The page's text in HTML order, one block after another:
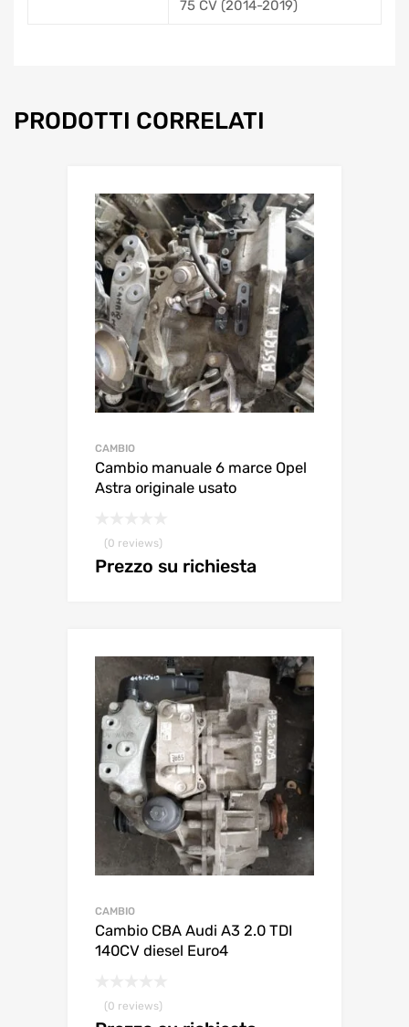
75 CV (2014-2019)
PRODOTTI CORRELATI
CAMBIO
Cambio manuale 6 marce Opel
Astra originale usato
(0 reviews)
Prezzo su richiesta
CAMBIO
Cambio CBA Audi A3 2.0 TDI
140CV diesel Euro4
(0 reviews)